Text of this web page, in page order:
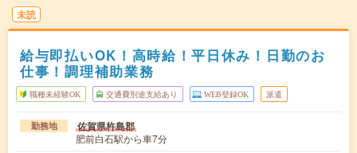
未読
給与即払いOK！高時給！平日休み！日勤のお
仕事！調理補助業務
職種未経験OK 交通費別途支給あり WEB登録OK 派遣
勤務地 佐賀県杵島郡
肥前白石駅から車7分